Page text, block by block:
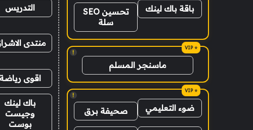
باقة باك لينك
تحسين SEO
سلة
!
ماسنجر المسلم
!
ضوء التعليمي صحيفة برق
التدريس
منتدى
اقوى رياضة
باك لينك
وجيست
بوست